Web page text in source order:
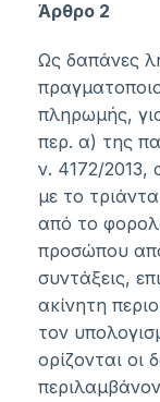
Άρθρο 2
Ως δαπάνες
πληρωμής,
περ. α) της
ν. 4172/2013,
με το
από το
προσώπου
συντάξεις,
ακίνητη
τον
ορίζονται